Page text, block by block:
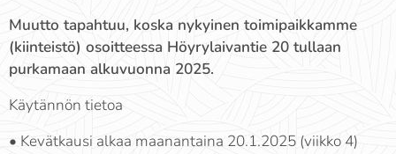
Muutto tapahtuu, koska nykyinen toimipaikkamme
(kiinteistö) osoitteessa Höyrylaivantie 20 tullaan
purkamaan alkuvuonna 2025.
Käytännön tietoa
• Kevätkausi alkaa maanantaina 20.1.2025 (viikko 4)